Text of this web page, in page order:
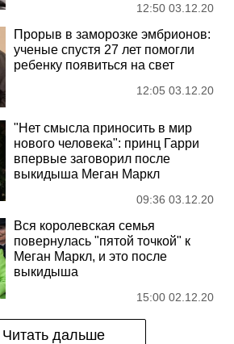
12:50 03.12.20
Прорыв в заморозке эмбрионов:
ученые спустя 27 лет помогли
ребенку появиться на свет
12:05 03.12.20
"Нет смысла приносить в мир
нового человека": принц Гарри
впервые заговорил после
выкидыша Меган Маркл
09:36 03.12.20
Вся королевская семья
повернулась "пятой точкой" к
Меган Маркл, и это после
выкидыша
15:00 02.12.20
Читать дальше